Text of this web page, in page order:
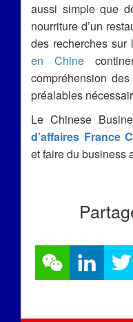
aussi simple que
nourriture d’un
des recherches sur
en Chine
compréhension
préalables
Le Chinese
d’affaires France
et faire du business